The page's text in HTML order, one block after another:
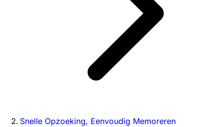
Snelle Opzoeking, Eenvoudig Memoreren